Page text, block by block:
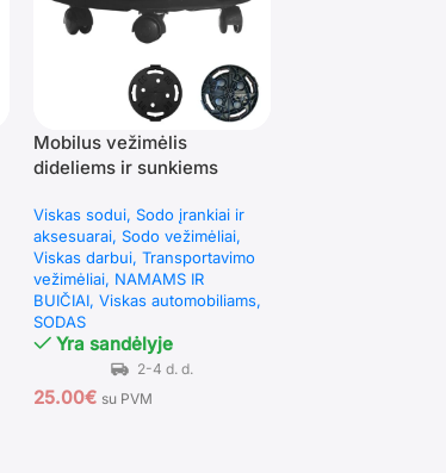
Mobilus vežimėlis
dideliems ir sunkiems
Viskas sodui Sodo įrankiai ir
aksesuarai Sodo vežimėliai
Viskas darbui Transportavimo
vežimėliai NAMAMS IR
BUIČIAI Viskas automobiliams
SODAS
Yra sandėlyje
25.00€ su PVM